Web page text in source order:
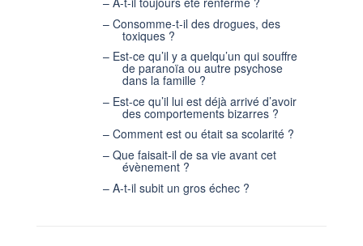
– Consomme-t-il des drogues, des
toxiques ?
– Est-ce qu’il y a quelqu’un qui souffre
de paranoïa ou autre psychose
dans la famille ?
– Est-ce qu’il lui est déjà arrivé d’avoir
des comportements bizarres ?
– Comment est ou était sa scolarité ?
– Que faisait-il de sa vie avant cet
évènement ?
– A-t-il subit un gros échec ?